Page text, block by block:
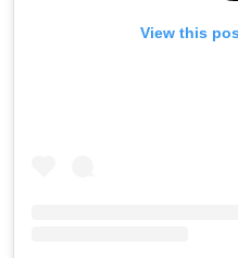
View this